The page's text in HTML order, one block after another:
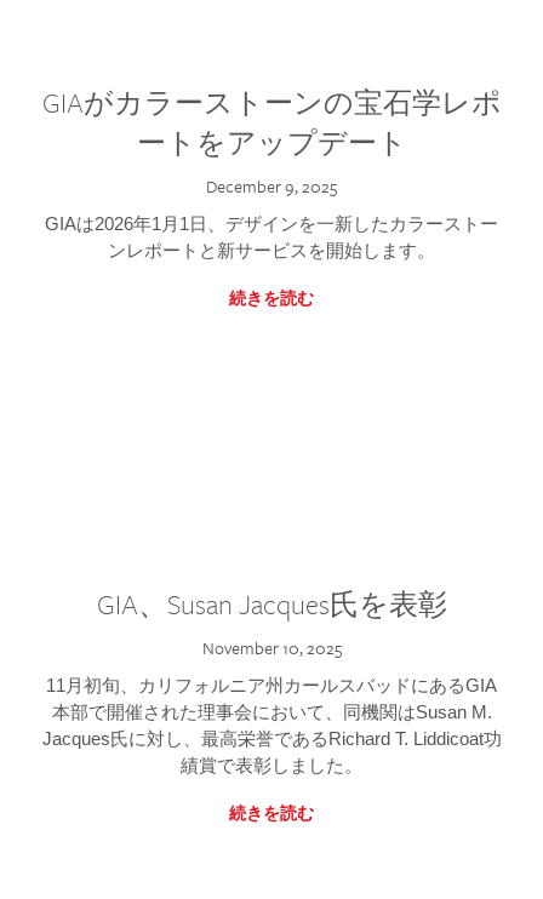
GIAがカラーストーンの宝石学レポ
ートをアップデート
December 9, 2025
GIAは2026年1月1日、デザインを一新したカラーストー
ンレポートと新サービスを開始します。
続きを読む
GIA、Susan Jacques氏を表彰
November 10, 2025
11月初旬、カリフォルニア州カールスバッドにあるGIA
本部で開催された理事会において、同機関はSusan M.
Jacques氏に対し、最高栄誉であるRichard T. Liddicoat功
績賞で表彰しました。
続きを読む